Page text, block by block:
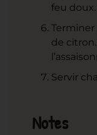
feu doux.
Terminer
de
Servir
Notes